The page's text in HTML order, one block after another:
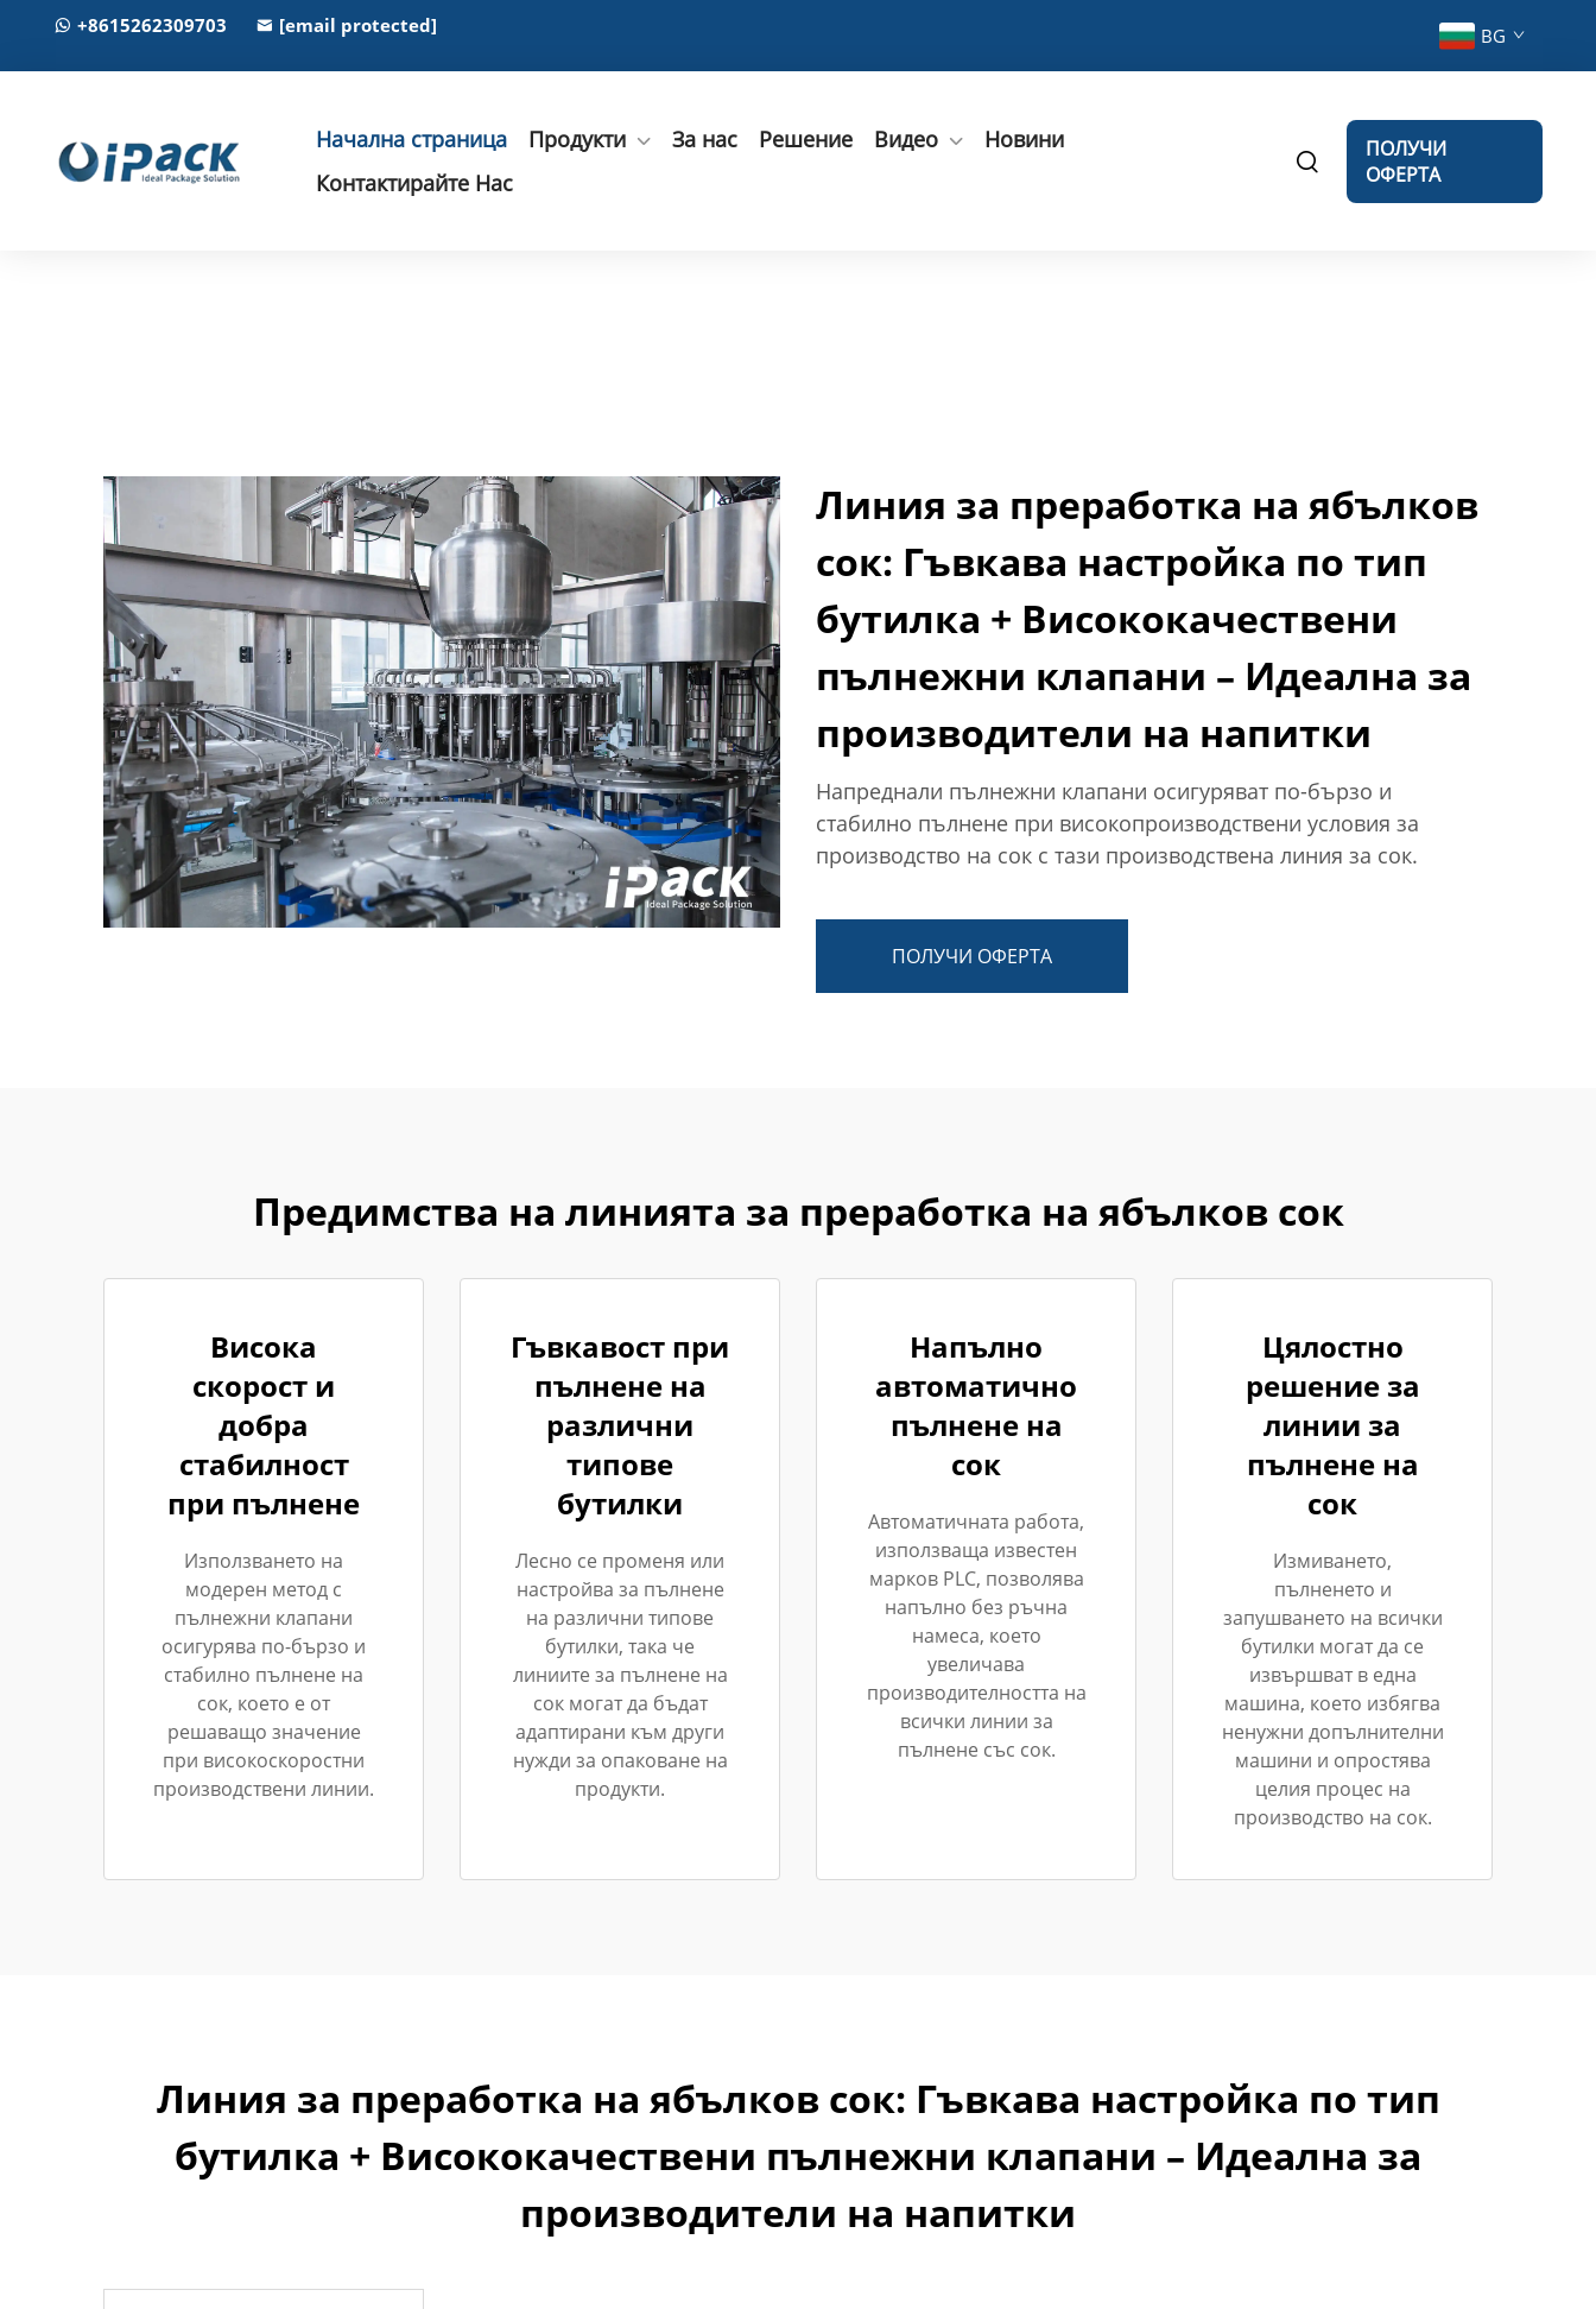
+8615262309703 [email protected] BG
Начална страница Продукти За нас Решение Видео
Новини
Контактирайте Нас
ПОЛУЧИ
ОФЕРТА
Линия за преработка на ябълков
сок: Гъвкава настройка по тип
бутилка + Висококачествени
пълнежни клапани – Идеална за
производители на напитки
Напреднали пълнежни клапани осигуряват по-бързо и
стабилно пълнене при високопроизводствени условия за
производство на сок с тази производствена линия за сок.
ПОЛУЧИ ОФЕРТА
Предимства на линията за преработка на ябълков сок
Висока
скорост и
добра
стабилност
при пълнене
Използването на
модерен метод с
пълнежни клапани
осигурява по-бързо и
стабилно пълнене на
сок, което е от
решаващо значение
при високоскоростни
производствени линии.
Гъвкавост при
пълнене на
различни
типове
бутилки
Лесно се променя или
настройва за пълнене
на различни типове
бутилки, така че
линиите за пълнене на
сок могат да бъдат
адаптирани към други
нужди за опаковане на
продукти.
Напълно
автоматично
пълнене на
сок
Автоматичната работа,
използваща известен
марков PLC, позволява
напълно без ръчна
намеса, което
увеличава
производителността на
всички линии за
пълнене със сок.
Цялостно
решение за
линии за
пълнене на
сок
Измиването,
пълненето и
запушването на всички
бутилки могат да се
извършват в една
машина, което избягва
ненужни допълнителни
машини и опростява
целия процес на
производство на сок.
Линия за преработка на ябълков сок: Гъвкава настройка по тип
бутилка + Висококачествени пълнежни клапани – Идеална за
производители на напитки